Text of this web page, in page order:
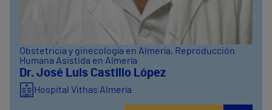
Obstetricia y ginecología en Almería, Reproducción
Humana Asistida en Almería
Dr. José Luis Castillo López
Hospital Vithas Almería